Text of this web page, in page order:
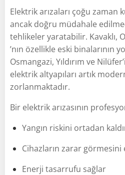
Elektrik arızaları çoğu zaman
ancak doğru müdahale
tehlikeler yaratabilir. Kavaklı,
’nın özellikle eski binalarının
Osmangazi, Yıldırım ve
elektrik altyapıları artık
zorlanmaktadır.
Bir elektrik arızasının
Yangın riskini ortadan
Cihazların zarar görmesini
Enerji tasarrufu sağlar